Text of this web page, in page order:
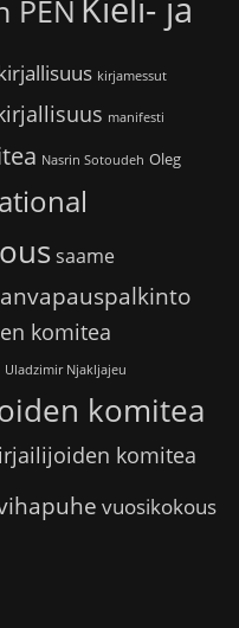
PEN
kirjamessut
manifesti
Nasrin Sotoudeh Oleg
saame
komitea
Uladzimir Njakljajeu
komitea
komitea
vuosikokous